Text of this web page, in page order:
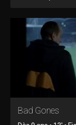
Bad Gones